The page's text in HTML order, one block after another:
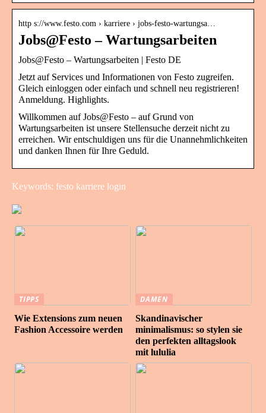
http s://www.festo.com › karriere › jobs-festo-wartungsa…
Jobs@Festo – Wartungsarbeiten
Jobs@Festo – Wartungsarbeiten | Festo DE
Jetzt auf Services und Informationen von Festo zugreifen.
Gleich einloggen oder einfach und schnell neu registrieren!
Anmeldung. Highlights.
Willkommen auf Jobs@Festo – auf Grund von
Wartungsarbeiten ist unsere Stellensuche derzeit nicht zu
erreichen. Wir entschuldigen uns für die Unannehmlichkeiten
und danken Ihnen für Ihre Geduld.
Keywords: festo karriere login
TIPPS
Wie Extensions zum neuen
Fashion Accessoire werden
DAMEN
Skandinavischer
minimalismus: so stylen sie
den perfekten alltagslook
mit lululia